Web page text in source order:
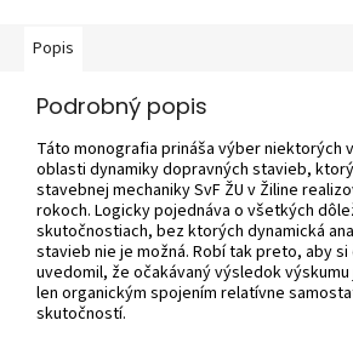
Popis
Podrobný popis
Táto monografia prináša výber niektorých
oblasti dynamiky dopravných stavieb,
stavebnej mechaniky SvF ŽU v Žiline
rokoch. Logicky pojednáva o všetkých
skutočnostiach, bez ktorých dynamická
stavieb nie je možná. Robí tak preto, aby
uvedomil, že očakávaný výsledok
len organickým spojením relatívne
skutočností.